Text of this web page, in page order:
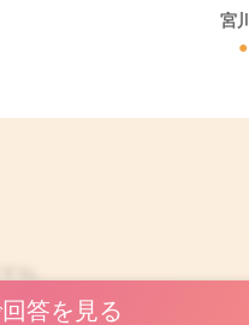
宮
ることで、筋腫がなくなるこ
答を見る